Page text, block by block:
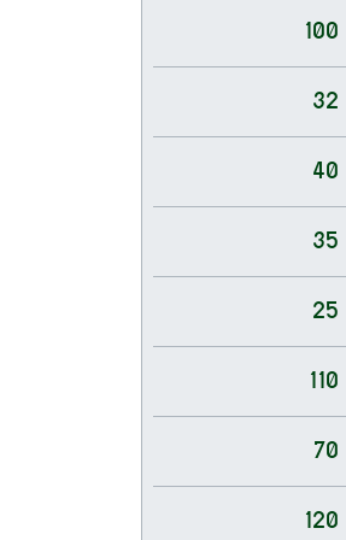
100
32
40
35
25
110
70
120